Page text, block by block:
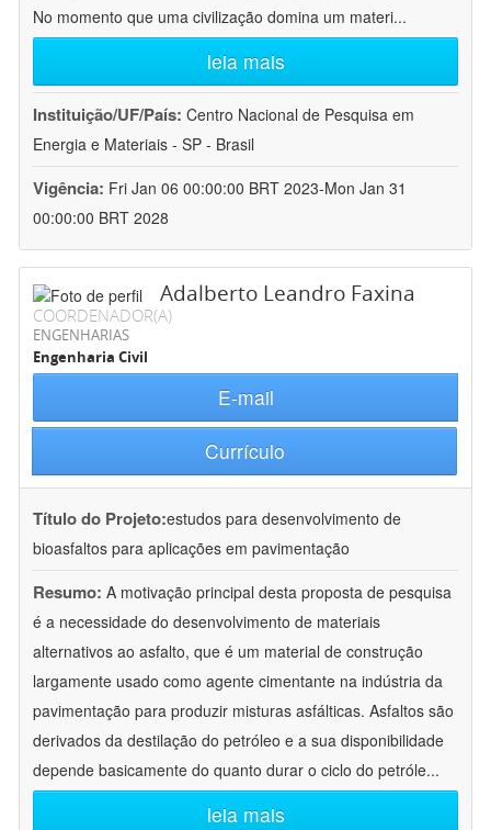
No momento que uma civilização domina um materi...
leia mais
Instituição/UF/País: Centro Nacional de Pesquisa em
Energia e Materiais - SP - Brasil
Vigência: Fri Jan 06 00:00:00 BRT 2023-Mon Jan 31
00:00:00 BRT 2028
Adalberto Leandro Faxina
COORDENADOR(A)
ENGENHARIAS
Engenharia Civil
E-mail
Currículo
Título do Projeto:estudos para desenvolvimento de
bioasfaltos para aplicações em pavimentação
Resumo: A motivação principal desta proposta de pesquisa
é a necessidade do desenvolvimento de materiais
alternativos ao asfalto, que é um material de construção
largamente usado como agente cimentante na indústria da
pavimentação para produzir misturas asfálticas. Asfaltos são
derivados da destilação do petróleo e a sua disponibilidade
depende basicamente do quanto durar o ciclo do petróle...
leia mais